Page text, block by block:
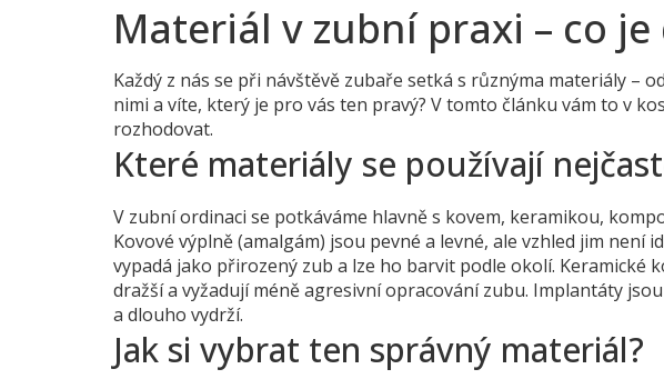
Materiál v zubní praxi – co
Každý z nás se při návštěvě zubaře setká s různýma materiály –
nimi a víte, který je pro vás ten pravý? V tomto článku vám to v
rozhodovat.
Které materiály se používají
V zubní ordinaci se potkáváme hlavně s kovem, keramikou,
Kovové výplně (amalgám) jsou pevné a levné, ale vzhled jim není
vypadá jako přirozený zub a lze ho barvit podle okolí. Keramické
dražší a vyžadují méně agresivní opracování zubu. Implantáty
a dlouho vydrží.
Jak si vybrat ten správný materiál?